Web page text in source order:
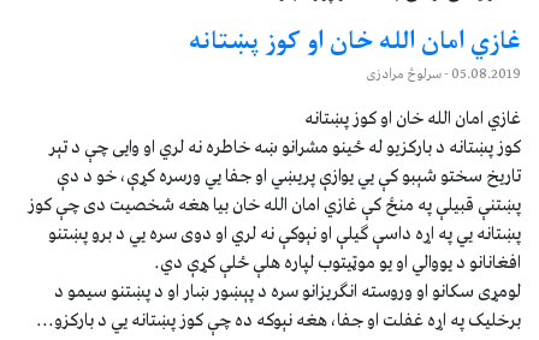
غازي امان الله خان او کوز پښتانه
05.08.2019- سرلوڅ مرادزی
غازي امان الله خان او کوز پښتانه
کوز پښتانه د بارکزیو له ځینو مشرانو ښه خاطره نه لري او وايی چې د تېر
تاریخ سختو شېبو کې يي یوازې پریښي او جفا يي ورسره کړې، خو د دې
پښتنې قبیلې په منځ کې غازي امان الله خان بیا هغه شخصیت دی چې کوز
پښتانه يي په اړه داسې ګیلې او نېوکې نه لري او دوی سره يي د برو پښتنو
افغانانو د یووالي او یو موټیتوب لپاره هلې ځلې کړې دي.
لومړی سکانو او وروسته انګریزانو سره د پېښور ښار او د پښتنو سیمو د
برخلیک په اړه غفلت او جفا، هغه نېوکه ده چې کوز پښتانه يي د بارکزو...